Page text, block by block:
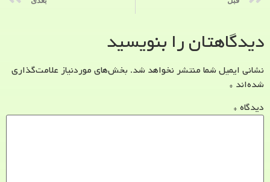
دیدگاهتان را بنویسید
نشانی ایمیل شما منتشر نخواهد شد. بخش‌های موردنیاز علامت‌گذاری
شده‌اند *
دیدگاه *